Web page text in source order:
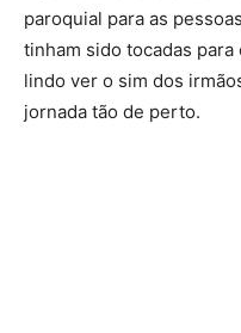
paroquial para as
tinham sido tocadas
lindo ver o sim dos
jornada tão de perto.